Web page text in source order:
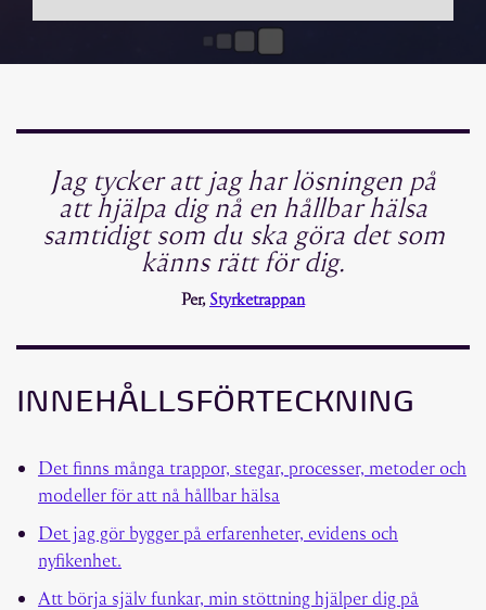
Jag tycker att jag har lösningen på
att hjälpa dig nå en hållbar hälsa
samtidigt som du ska göra det som
känns rätt för dig.
Per, Styrketrappan
INNEHÅLLSFÖRTECKNING
Det finns många trappor, stegar, processer, metoder och
modeller för att nå hållbar hälsa
Det jag gör bygger på erfarenheter, evidens och
nyfikenhet.
Att börja själv funkar, min stöttning hjälper dig på